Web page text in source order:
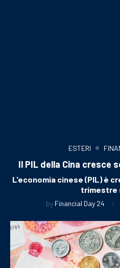
ESTERI
Il PIL della Cina cresce
L'economia cinese (PIL) è
trimestre
by Financial Day 24